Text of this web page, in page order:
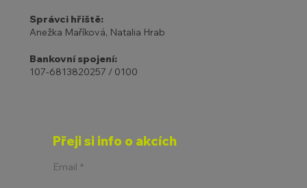
Správci hřiště:
Anežka Maříková, Natalia Hrab
Bankovní spojení:
107-6813820257 / 0100
Přeji si info o akcích
Email *